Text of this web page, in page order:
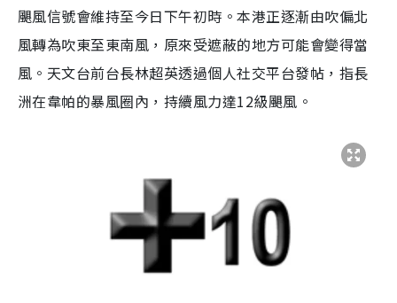
颶風信號會維持至今日下午初時。本港正逐漸由吹偏北
風轉為吹東至東南風，原來受遮蔽的地方可能會變得當
風。天文台前台長林超英透過個人社交平台發帖，指長
洲在韋帕的暴風圈內，持續風力達12級颶風。